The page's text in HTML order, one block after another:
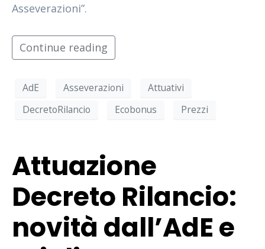
Asseverazioni”.
Continue reading
AdE Asseverazioni
Attuativi
DecretoRilancio
Ecobonus Prezzi
Attuazione
Decreto Rilancio:
novità dall’AdE e